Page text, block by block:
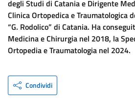
degli Studi di Catania e Dirigente
Clinica Ortopedica e Traumatologica
“G. Rodolico” di Catania. Ha
Medicina e Chirurgia nel 2018, la
Ortopedia e Traumatologia nel 2024.
Condividi